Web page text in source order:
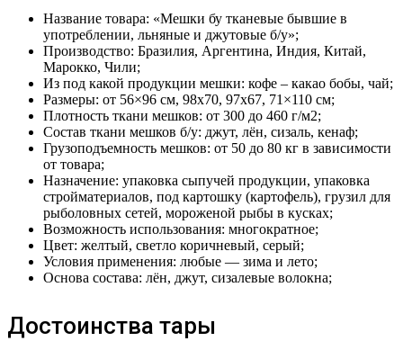
Название товара: «Мешки бу тканевые бывшие в
употреблении, льняные и джутовые б/у»;
Производство: Бразилия, Аргентина, Индия, Китай,
Марокко, Чили;
Из под какой продукции мешки: кофе – какао бобы, чай;
Размеры: от 56×96 см, 98х70, 97х67, 71×110 см;
Плотность ткани мешков: от 300 до 460 г/м2;
Состав ткани мешков б/у: джут, лён, сизаль, кенаф;
Грузоподъемность мешков: от 50 до 80 кг в зависимости
от товара;
Назначение: упаковка сыпучей продукции, упаковка
стройматериалов, под картошку (картофель), грузил для
рыболовных сетей, мороженой рыбы в кусках;
Возможность использования: многократное;
Цвет: желтый, светло коричневый, серый;
Условия применения: любые — зима и лето;
Основа состава: лён, джут, сизалевые волокна;
Достоинства тары